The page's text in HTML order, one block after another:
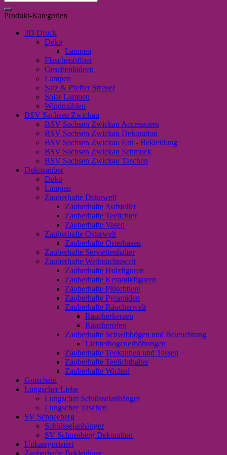
nach:
Produkt-Kategorien
3D Druck
Deko
Lampen
Flaschenöffner
Geschenkideen
Lampen
Salz & Pfeffer Streuer
Solar Lampen
Windmühlen
BSV Sachsen Zwickau
BSV Sachsen Zwickau Accessoires
BSV Sachsen Zwickau Dekoration
BSV Sachsen Zwickau Fan - Bekleidung
BSV Sachsen Zwickau Schmuck
BSV Sachsen Zwickau Taschen
Dekozauber
Deko
Lampen
Zauberhafte Dekowelt
Zauberhafte Aufsteller
Zauberhafte Teelichter
Zauberhafte Vasen
Zauberhafte Osterwelt
Zauberhafte Osterhasen
Zauberhafte Serviettenhalter
Zauberhafte Weihnachtswelt
Zauberhafte Holzfiguren
Zauberhafte Keramikfiguren
Zauberhafte Plüschtiere
Zauberhafte Pyramiden
Zauberhafte Räucherwelt
Räucherkerzen
Räucheröfen
Zauberhafte Schwibbögen und Beleuchtung
Lichterbogenerhöhungen
Zauberhafte Teekannen und Tassen
Zauberhafte Teelichthalter
Zauberhafte Wichtel
Gutschein
Lungscher Liebe
Lungscher Schlüsselanhänger
Lungscher Taschen
SV Schneeberg
Schlüsselanhänger
SV Schneeberg Dekoration
Unkategorisiert
Zauberhafte Bekleidung